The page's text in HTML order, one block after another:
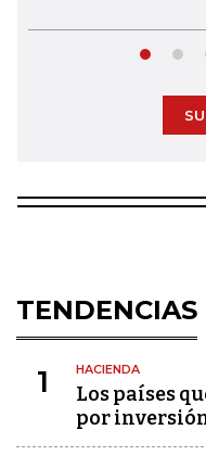
TENDENCIAS
1 HACIENDA
Los países
por